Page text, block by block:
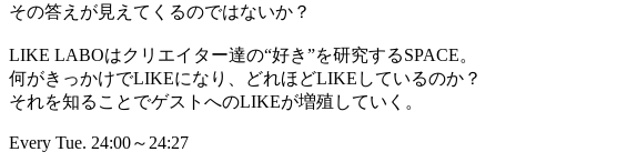
その答えが見えてくるのではないか？
LIKE LABOはクリエイター達の“好き”を研究するSPACE。
何がきっかけでLIKEになり、どれほどLIKEしているのか？
それを知ることでゲストへのLIKEが増殖していく。
Every Tue. 24:00～24:27